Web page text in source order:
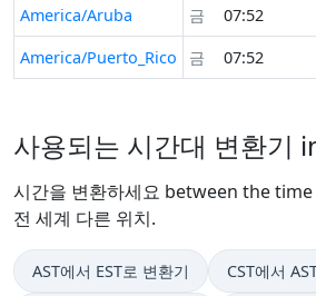
America/Aruba
금
07:52
America/Puerto_Rico
금 07:52
사용되는 시간대 변환기
시간을 변환하세요 between the
전 세계 다른 위치.
AST에서 EST로 변환기 CST에서